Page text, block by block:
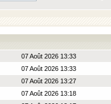
07 Août 2026 13:33
07 Août 2026 13:33
07 Août 2026 13:27
07 Août 2026 13:18